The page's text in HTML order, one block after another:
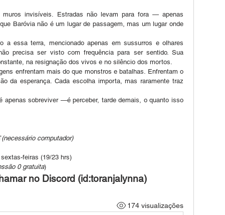
invisíveis. Estradas não levam para fora — apenas
Baróvia não é um lugar de passagem, mas um lugar onde
precisa ser visto com frequência para ser sentido. Sua
na resignação dos vivos e no silêncio dos mortos.
enfrentam mais do que monstros e batalhas. Enfrentam o
da esperança. Cada escolha importa, mas raramente traz
(necessário computador)
feiras (19/23 hrs)
0 gratuita)
no Discord (id:toranjalynna)
174 visualizações